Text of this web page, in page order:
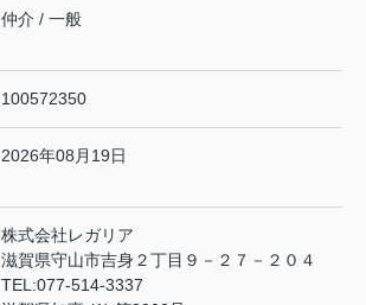
仲介 / 一般
100572350
2026年08月19日
株式会社レガリア
滋賀県守山市吉身２丁目９－２７－２０４
TEL:077-514-3337